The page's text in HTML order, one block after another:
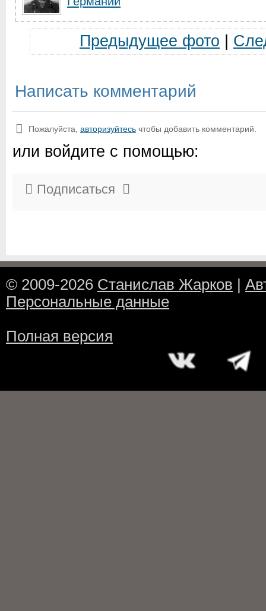
Предыдущее фото
Написать комментарий
Пожалуйста, авторизуйтесь чтобы добавить комментарий.
или войдите с помощью:
Подписаться
© 2009-2026 Станислав Жарков
Персональные данные
Полная версия